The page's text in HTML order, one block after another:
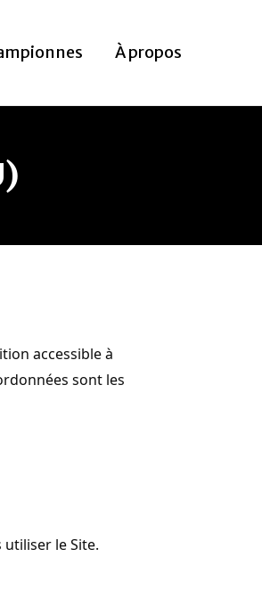
À propos
accessible à
sont les
utiliser le Site.